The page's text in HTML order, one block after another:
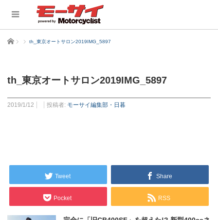
ホーム th_東京オートサロン2019IMG_5897
th_東京オートサロン2019IMG_5897
2019/1/12 投稿者: モーサイ編集部・日暮
Tweet Share
Pocket RSS